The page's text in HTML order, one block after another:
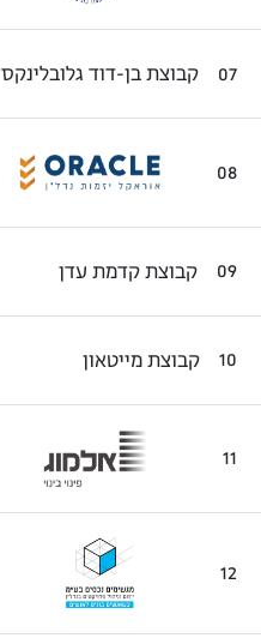
07 קבוצת בן-דוד גלובלינקס
08
09 קבוצת קדמת עדן
10 קבוצת מייטאון
11
12